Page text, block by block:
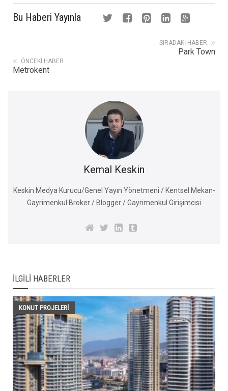
Bu Haberi Yayınla
SIRADAKI HABER
Park Town
ÖNCEKI HABER
Metrokent
Kemal Keskin
Keskin Medya Kurucu/Genel Yayın Yönetmeni / Kentsel Mekan-
Gayrimenkul Broker / Blogger / Gayrimenkul Girişimcisi
İLGILI HABERLER
KONUT PROJELERI